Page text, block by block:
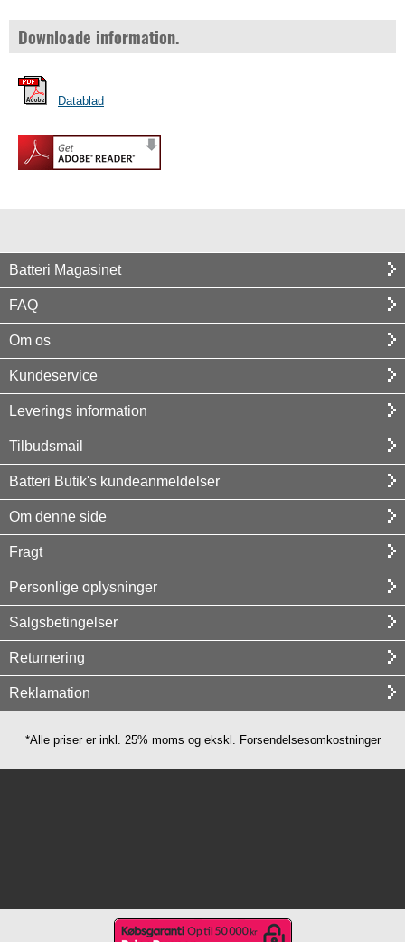
Downloade information.
Datablad
Batteri Magasinet
FAQ
Om os
Kundeservice
Leverings information
Tilbudsmail
Batteri Butik's kundeanmeldelser
Om denne side
Fragt
Personlige oplysninger
Salgsbetingelser
Returnering
Reklamation
*Alle priser er inkl. 25% moms og ekskl. Forsendelsesomkostninger